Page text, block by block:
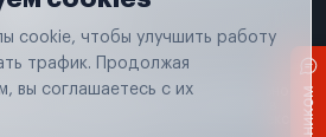
использования
на сайте, носит исключительно
статьи 437 (п. 2) Гражданского кодекса
cookie, чтобы улучшить работу
трафик. Продолжая
вы соглашаетесь с их